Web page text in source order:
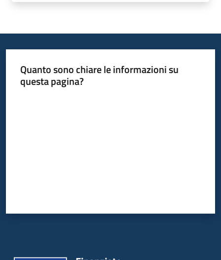
Quanto sono chiare le informazioni su
questa pagina?